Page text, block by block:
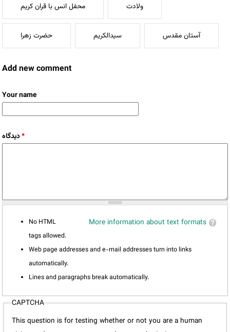
محفل انس با قران کریم ولادت
حضرت زهرا سیدالکریم آستان مقدس
Add new comment
Your name
دیدگاه*
More information about text formats
No HTML
tags allowed.
Web page addresses and e-mail addresses turn into links
automatically.
Lines and paragraphs break automatically.
CAPTCHA
This question is for testing whether or not you are a human